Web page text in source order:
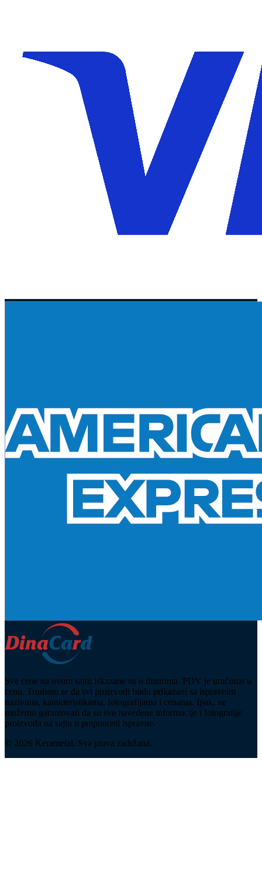
Sve cene na ovom sajtu iskazane su u dinarima. PDV je uračunat u
cenu. Trudimo se da svi proizvodi budu prikazani sa ispravnim
nazivima, karakteristikama, fotografijama i cenama. Ipak, ne
možemo garantovati da su sve navedene informacije i fotografije
proizvoda na sajtu u potpunosti ispravne.
© 2026 Kerametal. Sva prava zadržana.